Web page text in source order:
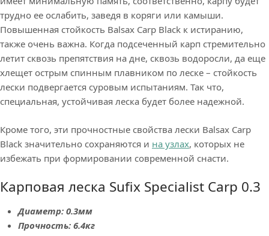
трудно ее ослабить, заведя в коряги или камыши.
Повышенная стойкость Balsax Carp Black к истиранию,
также очень важна. Когда подсеченный карп стремительно
летит сквозь препятствия на дне, сквозь водоросли, да еще
хлещет острым спинным плавником по леске – стойкость
лески подвергается суровым испытаниям. Так что,
специальная, устойчивая леска будет более надежной.
Кроме того, эти прочностные свойства лески Balsax Carp
Black значительно сохраняются и на узлах, которых не
избежать при формировании современной снасти.
Карповая леска Sufix Specialist Carp 0.3
Диаметр: 0.3мм
Прочность: 6.4кг